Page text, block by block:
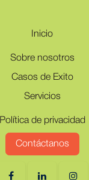
Inicio
Sobre nosotros
Casos de Exito
Servicios
Política de privacidad
Contáctanos